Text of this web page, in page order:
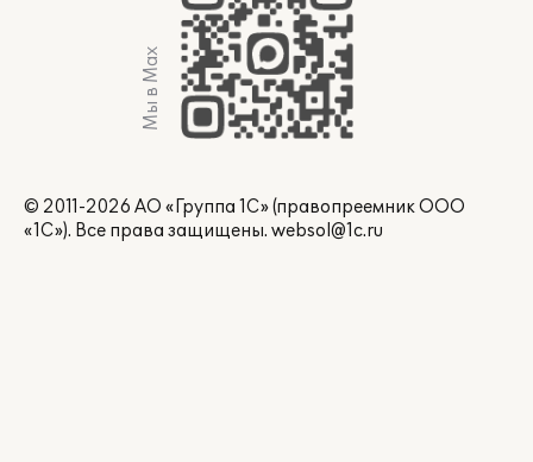
Мы в Max
© 2011-2026 АО «Группа 1С» (правопреемник ООО
«1С»). Все права защищены. websol@1c.ru